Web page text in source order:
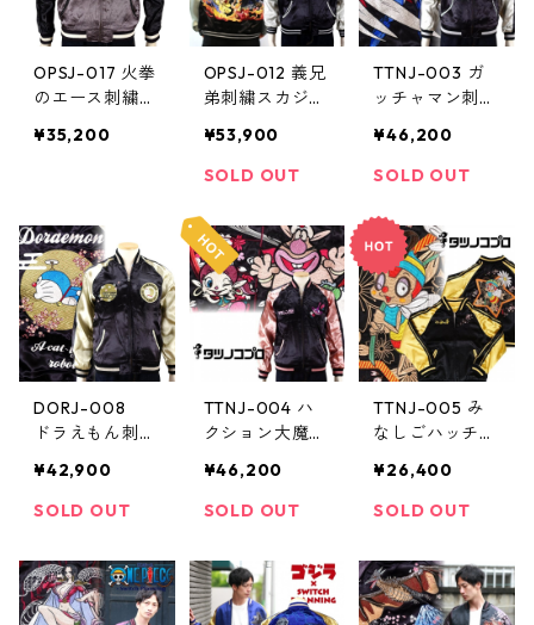
OPSJ-017 火拳
のエース刺繍ス
¥35,200
OPSJ-012 義兄
弟刺繍スカジャ
¥53,900
SOLD OUT
TTNJ-003 ガ
ッチャマン刺繍
¥46,200
SOLD OUT
DORJ-008
ドラえもん刺繍
¥42,900
SOLD OUT
TTNJ-004 ハ
クション大魔王
¥46,200
SOLD OUT
TTNJ-005 み
なしごハッチ刺
¥26,400
SOLD OUT